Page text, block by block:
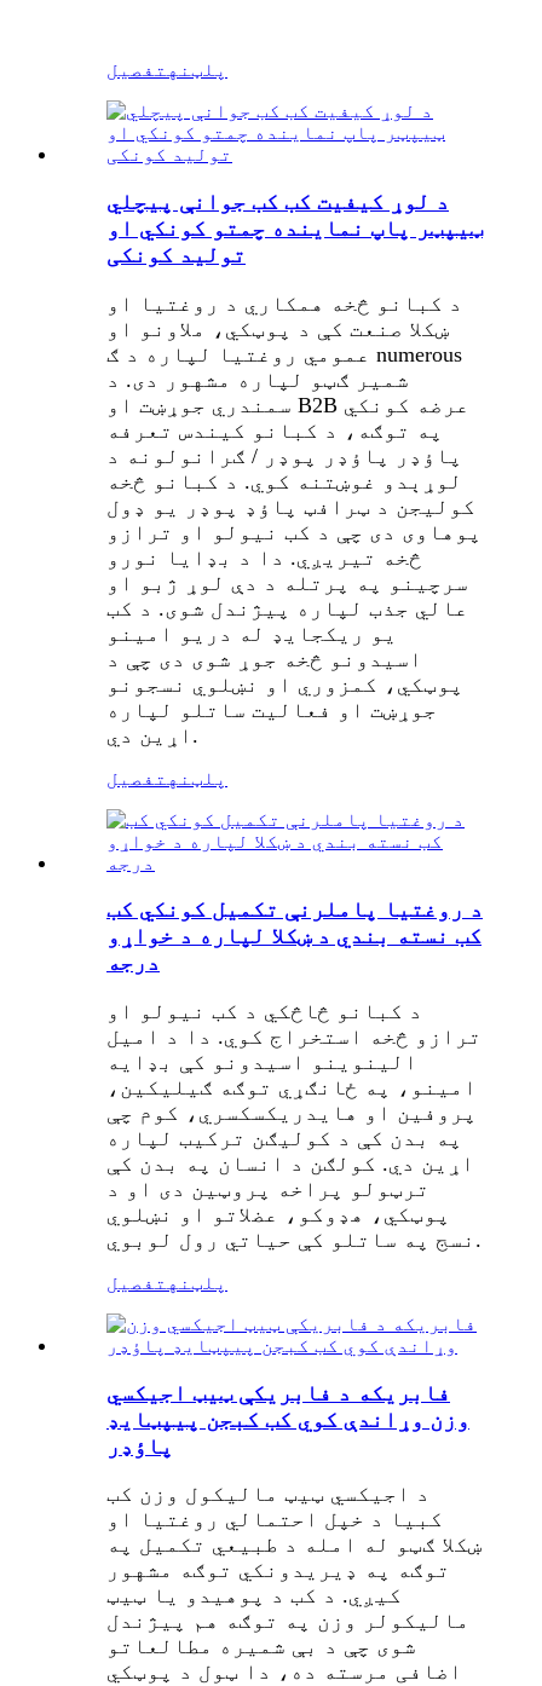
پلټنه تفصیل
د لوړ کیفیت کب کب جوانې پیچلي
ټیپټر پاپ نماینده چمتو کونکي او
تولید کونکی
د کبانو څخه همکاري د روغتیا او
ښکلا صنعت کې د پوټکي، ملاونو او
عمومي روغتیا لپاره د ګ numerous
شمیر ګټو لپاره مشهور دی. د
سمندري جوړښت او B2B عرضه کونکي
په توګه، د کبانو کیندس تعرفه
پاؤډر پاؤډر پوډر / ګرانولونه د
لوړېدو غوښتنه کوي. د کبانو څخه
کولیجن د ټرافټ پاؤډ پوډر یو ډول
پوهاوی دی چې د کب نیولو او ترازو
څخه تیریږي. دا د بډایا نورو
سرچینو په پرتله د دې لوړ ژبو او
عالي جذب لپاره پیژندل شوی. د کب
یو ریکجایډ له دریو امینو
اسیدونو څخه جوړ شوی دی چې د
پوټکي، کمزوري او نښلوي نسجونو
جوړښت او فعالیت ساتلو لپاره
اړین دي.
پلټنه تفصیل
د روغتیا پاملرنې تکمیل کونکي کب
کب نسته بندي د ښکلا لپاره د خواړو
درجه
د کبانو څاڅکي د کب نیولو او
ترازو څخه استخراج کوي. دا د امیل
الینوینو اسیدونو کې بډایه
امینو، په ځانګړي توګه ګیلیکین،
پروفین او هایدریکسکسري، کوم چې
په بدن کې د کولیګن ترکیب لپاره
اړین دي. کولګن د انسان په بدن کې
ترټولو پراخه پروټین دی او د
پوټکي، هډوکو، عضلاتو او نښلوي
نسج په ساتلو کې حیاتي رول لوبوي.
پلټنه تفصیل
فابریکه د فابریکې ټیټ اجیکسي
وزن وړاندې کوي کب کبجن پیپټایډ
پاؤډر
د اجیکسي ټیټ مالیکول وزن کب
کبیا د خپل احتمالي روغتیا او
ښکلا ګټو له امله د طبیعي تکمیل په
توګه په ډیریدونکي توګه مشهور
کیږي. د کب د پوهیدو یا ټیټ
مالیکولر وزن په توګه هم پیژندل
شوی چې د بې شمیره مطالعاتو
اضافی مرسته ده، دا ټول د پوټکي